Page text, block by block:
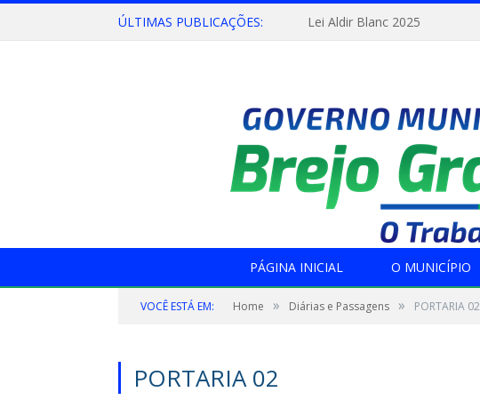
ÚLTIMAS PUBLICAÇÕES: Lei Aldir Blanc 2025
PÁGINA INICIAL O MUNICÍPIO
VOCÊ ESTÁ EM: Home » Diárias e Passagens » PORTARIA 02
PORTARIA 02